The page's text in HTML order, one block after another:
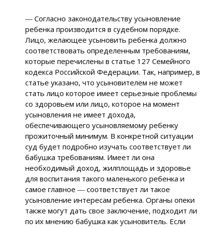
― Согласно законодательству усыновление
ребенка производится в судебном порядке.
Лицо, желающее усыновить ребенка должно
соответствовать определенным требованиям,
которые перечислены в статье 127 Семейного
кодекса Российской Федерации. Так, например, в
статье указано, что усыновителем не может
стать лицо которое имеет серьезные проблемы
со здоровьем или лицо, которое на момент
усыновления не имеет дохода,
обеспечивающего усыновляемому ребенку
прожиточный минимум. В конкретной ситуации
суд будет подробно изучать соответствует ли
бабушка требованиям. Имеет ли она
необходимый доход, жилплощадь и здоровье
для воспитания такого маленького ребенка и
самое главное ― соответствует ли такое
усыновление интересам ребенка. Органы опеки
также могут дать свое заключение, подходит ли
по их мнению бабушка как усыновитель. Если